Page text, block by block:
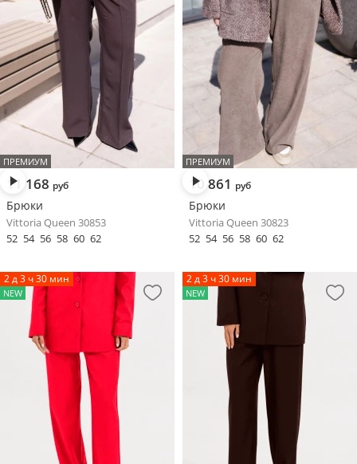
ПРЕМИУМ
11 168 руб
Брюки
Vittoria Queen 30853
52 54 56 58 60 62
ПРЕМИУМ
10 861 руб
Брюки
Vittoria Queen 30823
52 54 56 58 60 62
2 д 3 ч 30 мин
NEW
2 д 3 ч 30 мин
NEW